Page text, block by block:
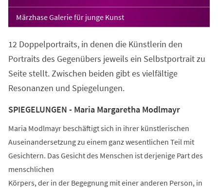
Märzhase Galerie für junge Kunst
12 Doppelportraits, in denen die Künstlerin den
Portraits des Gegenübers jeweils ein Selbstportrait zu
Seite stellt. Zwischen beiden gibt es vielfältige
Resonanzen und Spiegelungen.
SPIEGELUNGEN - Maria Margaretha Modlmayr
Maria Modlmayr beschäftigt sich in ihrer künstlerischen
Auseinandersetzung zu einem ganz wesentlichen Teil mit
Gesichtern. Das Gesicht des Menschen ist derjenige Part des
menschlichen
Körpers, der in der Begegnung mit einer anderen Person, in